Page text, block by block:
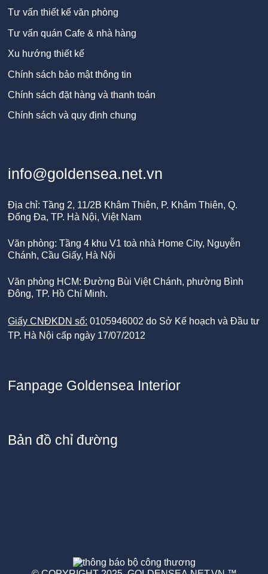
Tư vấn thiết kế văn phòng
Tư vấn quán Cafe & nhà hàng
Xu hướng thiết kế
Chính sách bảo mật thông tin
Chính sách đặt hàng và thanh toán
Chính sách và quy định chung
info@goldensea.net.vn
Địa chỉ: Tầng 2, 11/2B Khâm Thiên, P. Khâm Thiên, Q.
Đống Đa, TP. Hà Nội, Việt Nam
Văn phòng: Tầng 4 khu V1 toà nhà Home City, Nguyễn
Chánh, Cầu Giấy, Hà Nội
Văn phòng HCM: Đường Bùi Việt Chánh, phường Bình
Đông, TP. Hồ Chí Minh.
Giấy CNĐKDN số: 0105946002 do Sở Kế hoạch và Đầu tư
TP. Hà Nội cấp ngày 17/07/2012
Fanpage Goldensea Interior
Bản đồ chỉ đường